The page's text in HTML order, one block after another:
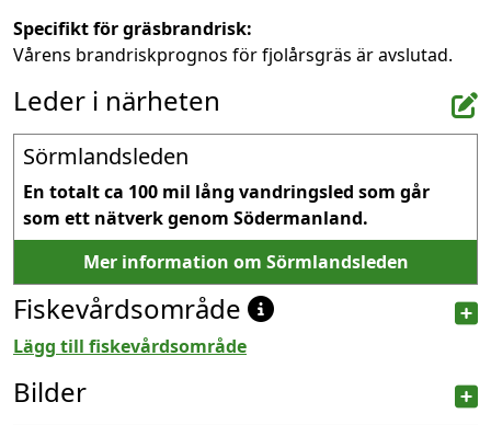
Specifikt för gräsbrandrisk:
Vårens brandriskprognos för fjolårsgräs är avslutad.
Leder i närheten
Sörmlandsleden
En totalt ca 100 mil lång vandringsled som går
som ett nätverk genom Södermanland.
Mer information om Sörmlandsleden
Fiskevårdsområde
Lägg till fiskevårdsområde
Bilder